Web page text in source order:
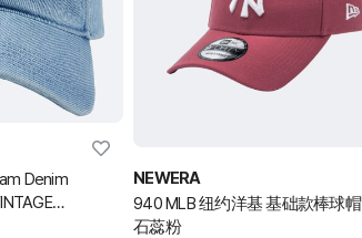
Denim
NEWERA
940 MLB 纽约洋基 基础款棒球帽
石蕊粉